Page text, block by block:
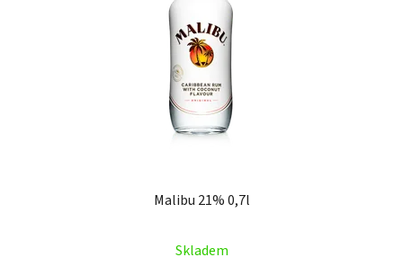
Malibu 21% 0,7l
Skladem